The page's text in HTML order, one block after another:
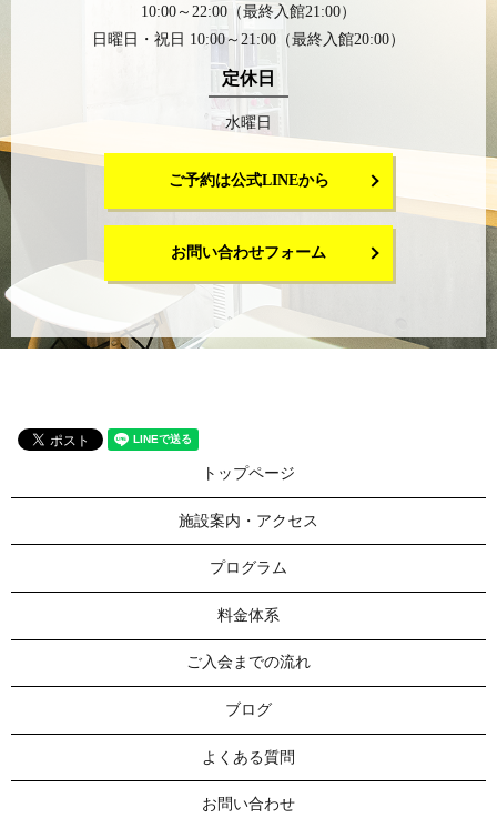
10:00～22:00（最終入館21:00）
日曜日・祝日 10:00～21:00（最終入館20:00）
定休日
水曜日
ご予約は公式LINEから
お問い合わせフォーム
トップページ
施設案内・アクセス
プログラム
料金体系
ご入会までの流れ
ブログ
よくある質問
お問い合わせ